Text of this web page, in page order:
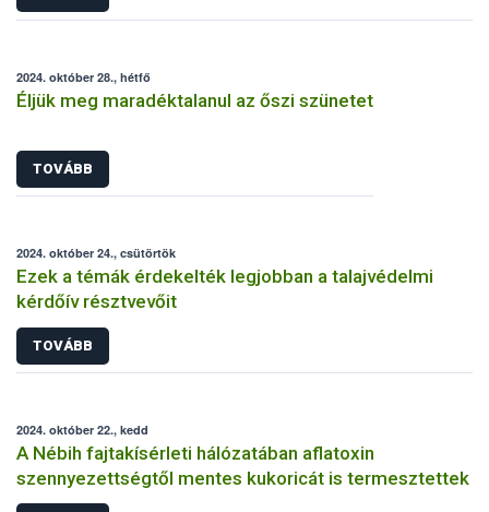
2024. október 28., hétfő
Éljük meg maradéktalanul az őszi szünetet
TOVÁBB
2024. október 24., csütörtök
Ezek a témák érdekelték legjobban a talajvédelmi
kérdőív résztvevőit
TOVÁBB
2024. október 22., kedd
A Nébih fajtakísérleti hálózatában aflatoxin
szennyezettségtől mentes kukoricát is termesztettek